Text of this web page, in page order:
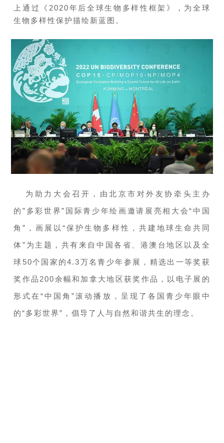
上通过《2020年后全球生物多样性框架》，为全球
生物多样性保护描绘新蓝图。
为助力大会召开，由北京市对外友协牵头主办
的”多彩世界”国际青少年绘画邀请展亮相大会“中国
角”，画展以“保护生物多样性，共建地球生命共同
体”为主题，共有来自中国各省、港澳台地区以及全
球50个国家的4.3万名青少年参展，精选出一等奖获
奖作品200余幅和加拿大地区获奖作品，以电子展的
形式在“中国角”滚动播放，呈现了各国青少年眼中
的“多彩世界”，倡导了人与自然和谐共生的理念。